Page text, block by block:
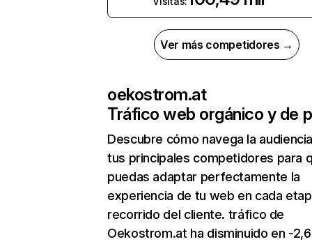
Ver más competidores →
oekostrom.at
Tráfico web orgánico y de
Descubre cómo navega la
tus principales competidores para
puedas adaptar perfectamente la
experiencia de tu web en cada
recorrido del cliente. tráfico de
Oekostrom.at ha disminuido en -